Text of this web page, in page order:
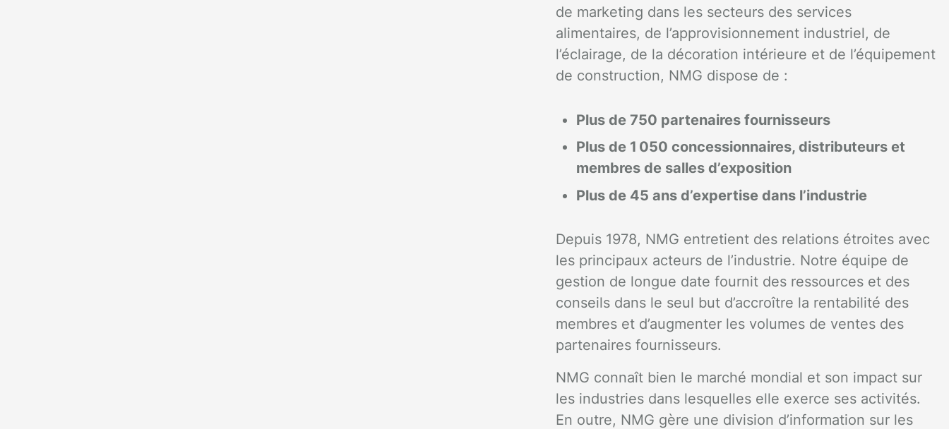
de marketing dans les secteurs des services
alimentaires, de l’approvisionnement industriel, de
l’éclairage, de la décoration intérieure et de l’équipement
de construction, NMG dispose de :
Plus de 750 partenaires fournisseurs
Plus de 1 050 concessionnaires, distributeurs et
membres de salles d’exposition
Plus de 45 ans d’expertise dans l’industrie
Depuis 1978, NMG entretient des relations étroites avec
les principaux acteurs de l’industrie. Notre équipe de
gestion de longue date fournit des ressources et des
conseils dans le seul but d’accroître la rentabilité des
membres et d’augmenter les volumes de ventes des
partenaires fournisseurs.
NMG connaît bien le marché mondial et son impact sur
les industries dans lesquelles elle exerce ses activités.
En outre, NMG gère une division d’information sur les